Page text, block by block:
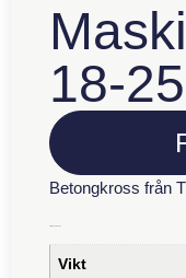
18-
Betongkross från
Vikt